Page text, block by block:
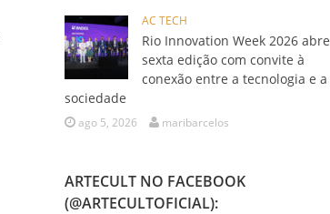
AC TECH
Rio Innovation Week 2026 abre
sexta edição com convite à
conexão entre a tecnologia e a
sociedade
ago 5, 2026 maribarcelos
ARTECULT NO FACEBOOK
(@ARTECULTOFICIAL):